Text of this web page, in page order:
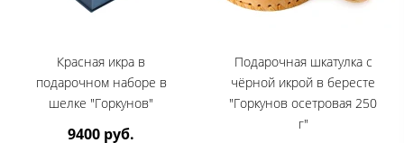
Красная икра в
подарочном наборе в
шелке "Горкунов"
9400 руб.
Подарочная шкатулка с
чёрной икрой в бересте
"Горкунов осетровая 250
г"